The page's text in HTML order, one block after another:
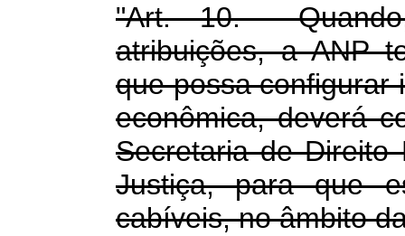
"Art. 10.
atribuições, a ANP
que possa configurar
econômica, deverá
Secretaria de Direito
Justiça, para que
cabíveis, no âmbito